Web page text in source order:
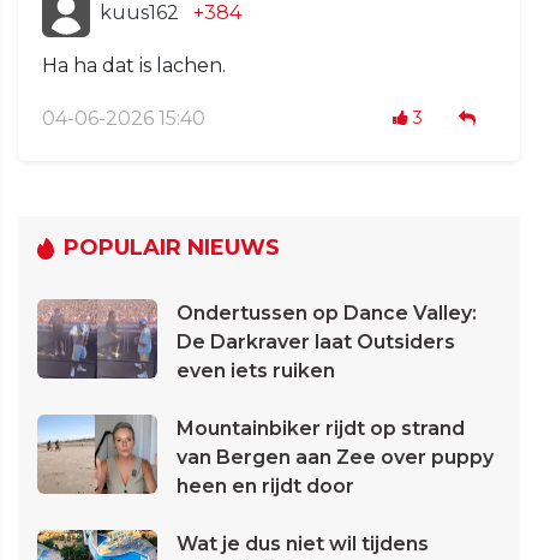
kuus162 +384
Ha ha dat is lachen.
04-06-2026 15:40 3
POPULAIR NIEUWS
Ondertussen op Dance Valley:
De Darkraver laat Outsiders
even iets ruiken
Mountainbiker rijdt op strand
van Bergen aan Zee over puppy
heen en rijdt door
Wat je dus niet wil tijdens